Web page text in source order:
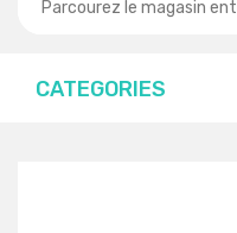
CATEGORIES